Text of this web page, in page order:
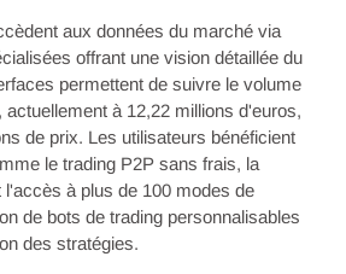
aux données du marché via
offrant une vision détaillée du
permettent de suivre le volume
actuellement à 12,22 millions d'euros,
de prix. Les utilisateurs bénéficient
le trading P2P sans frais, la
à plus de 100 modes de
de bots de trading personnalisables
des stratégies.